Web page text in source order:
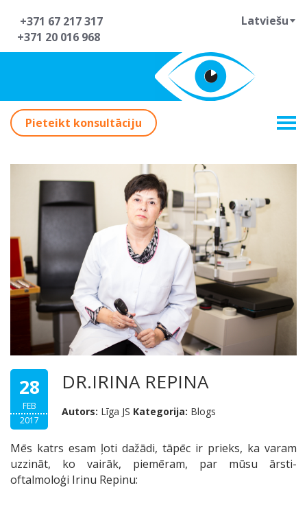
+371 67 217 317
+371 20 016 968
Latviešu
Pieteikt konsultāciju
28
FEB
2017
DR.IRINA REPINA
Autors: Līga JS Kategorija: Blogs
Mēs katrs esam ļoti dažādi, tāpēc ir prieks, ka varam
uzzināt, ko vairāk, piemēram, par mūsu ārsti-
oftalmoloģi Irinu Repinu: